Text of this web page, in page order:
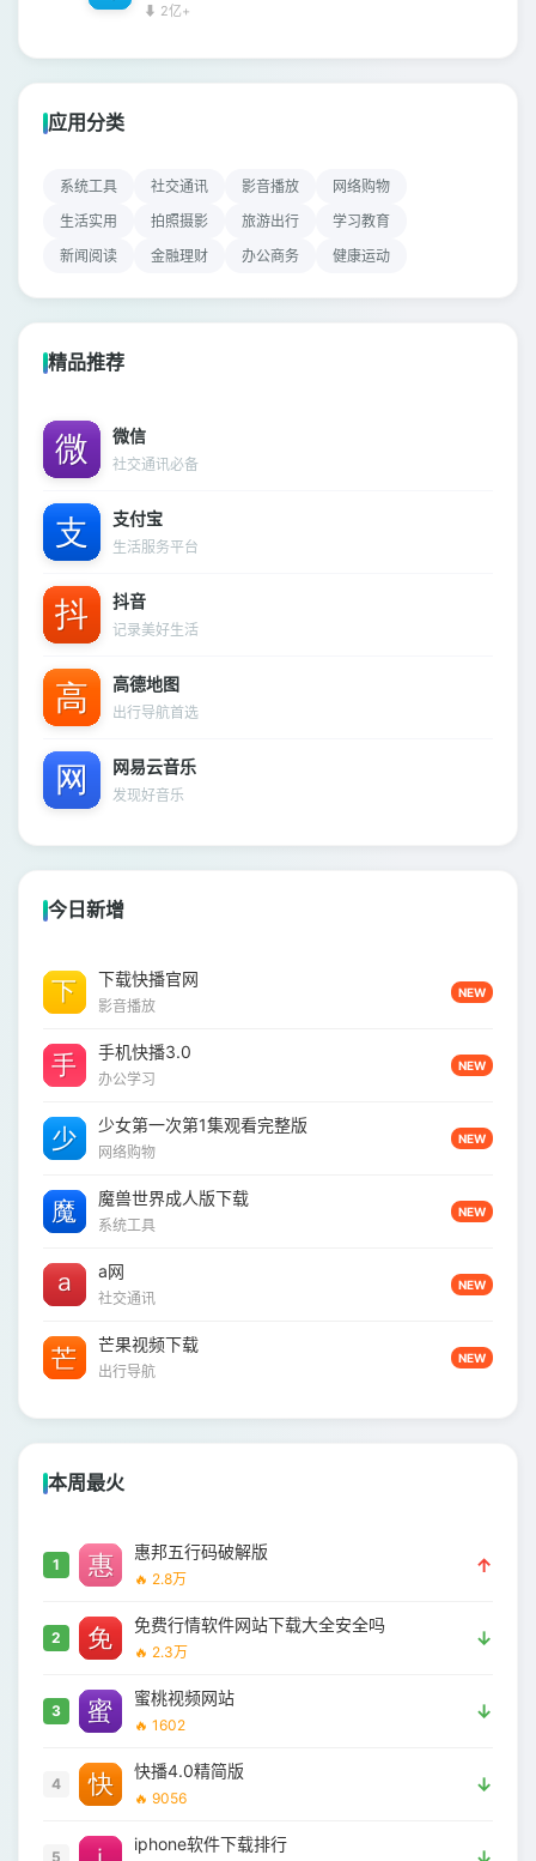
⬇ 2亿+
应用分类
系统工具 社交通讯 影音播放
网络购物
生活实用
拍照摄影 旅游出行
学习教育
新闻阅读
金融理财 办公商务 健康运动
精品推荐
微信
社交通讯必备
支付宝
生活服务平台
抖音
记录美好生活
高德地图
出行导航首选
网易云音乐
发现好音乐
今日新增
下载快播官网
影音播放
NEW
手机快播3.0
办公学习
NEW
少女第一次第1集观看完整版
网络购物
NEW
魔兽世界成人版下载
系统工具
NEW
a网
社交通讯
NEW
芒果视频下载
出行导航
NEW
本周最火
1
惠邦五行码破解版
🔥 2.8万
↑
2
免费行情软件网站下载大全安全吗
🔥 2.3万
↓
3
蜜桃视频网站
🔥 1602
↓
4
快播4.0精简版
🔥 9056
↓
5
iphone软件下载排行